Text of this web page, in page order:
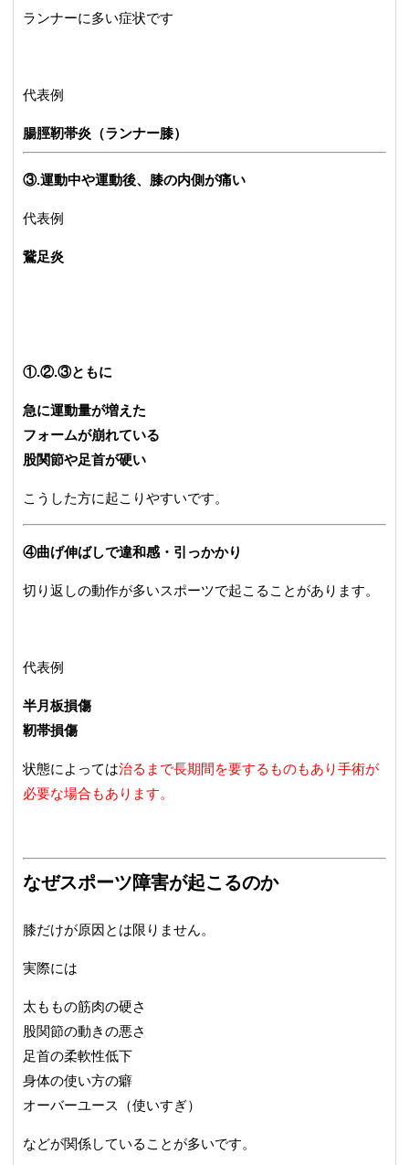
ランナーに多い症状です
代表例
腸脛靭帯炎（ランナー膝）
③.運動中や運動後、膝の内側が痛い
代表例
鵞足炎
①.②.③ともに
急に運動量が増えた
フォームが崩れている
股関節や足首が硬い
こうした方に起こりやすいです。
④曲げ伸ばしで違和感・引っかかり
切り返しの動作が多いスポーツで起こることがあります。
代表例
半月板損傷
靭帯損傷
状態によっては治るまで長期間を要するものもあり手術が
必要な場合もあります。
なぜスポーツ障害が起こるのか
膝だけが原因とは限りません。
実際には
太ももの筋肉の硬さ
股関節の動きの悪さ
足首の柔軟性低下
身体の使い方の癖
オーバーユース（使いすぎ）
などが関係していることが多いです。